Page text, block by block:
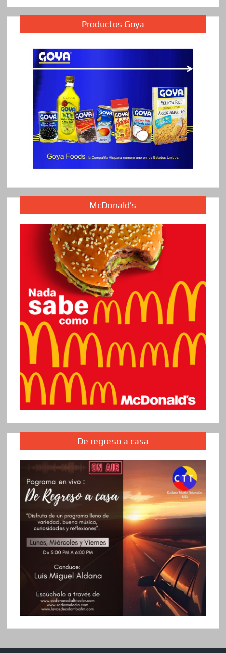
Productos Goya
McDonald’s
De regreso a casa